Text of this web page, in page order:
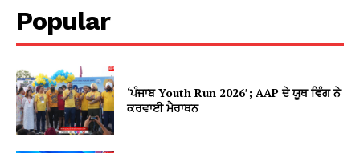
Popular
‘ਪੰਜਾਬ Youth Run 2026’; AAP ਦੇ ਯੂਥ ਵਿੰਗ ਨੇ
ਕਰਵਾਈ ਮੈਰਾਥਨ